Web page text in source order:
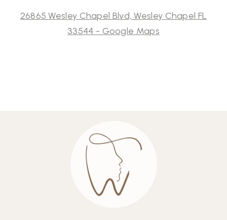
26865 Wesley Chapel Blvd, Wesley Chapel FL
33544 - Google Maps